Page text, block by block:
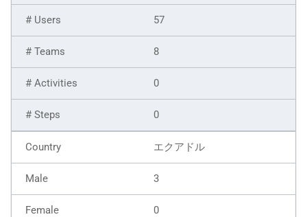
57
8
0
0
エクアドル
3
0